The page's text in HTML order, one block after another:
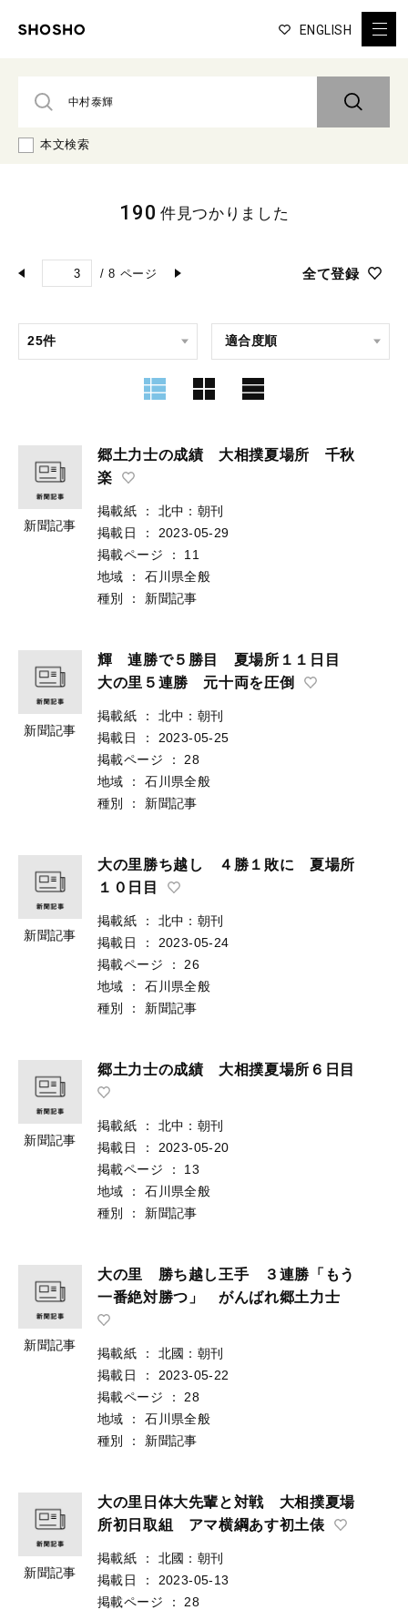
ENGLISH
本文検索
/ 8 ページ 全て登録
190 件見つかりました
新聞記事
郷土力士の成績 大相撲夏場所 千秋
楽
掲載紙 ：
北中：朝刊
掲載日
：
2023-05-29
掲載ページ
：
11
地域
：
石川県全般
種別
： 新聞記事
新聞記事
輝 連勝で５勝目 夏場所１１日目
大の里５連勝 元十両を圧倒
掲載紙 ：
北中：朝刊
掲載日
：
2023-05-25
掲載ページ
：
28
地域
：
石川県全般
種別
： 新聞記事
新聞記事
大の里勝ち越し ４勝１敗に 夏場所
１０日目
掲載紙 ：
北中：朝刊
掲載日
：
2023-05-24
掲載ページ
：
26
地域
：
石川県全般
種別
： 新聞記事
新聞記事
郷土力士の成績 大相撲夏場所６日目
掲載紙 ：
北中：朝刊
掲載日
：
2023-05-20
掲載ページ
：
13
地域
：
石川県全般
種別
： 新聞記事
新聞記事
大の里 勝ち越し王手 ３連勝「もう
一番絶対勝つ」 がんばれ郷土力士
掲載紙 ：
北國：朝刊
掲載日
：
2023-05-22
掲載ページ
：
28
地域
：
石川県全般
種別
： 新聞記事
新聞記事
大の里日体大先輩と対戦 大相撲夏場
所初日取組 アマ横綱あす初土俵
掲載紙 ：
北國：朝刊
掲載日
：
2023-05-13
掲載ページ
：
28